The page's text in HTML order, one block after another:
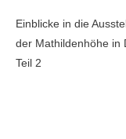
Einblicke in die
der Mathildenhöhe in
Teil 2